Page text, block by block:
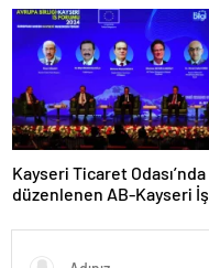
Kayseri Ticaret Odası’nda
düzenlenen AB-Kayseri İş
ve dijitalleşme vurgusu
yapıldı